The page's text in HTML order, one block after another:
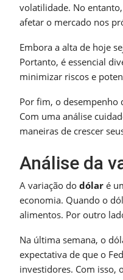
volatilidade. No
afetar o mercado nos
Embora a alta de hoje
Portanto, é essencial
minimizar riscos e
Por fim, o desempenho
Com uma análise
maneiras de crescer
Análise da
A variação do dólar é
economia. Quando o
alimentos. Por outro
Na última semana, o
expectativa de que o
investidores. Com isso,